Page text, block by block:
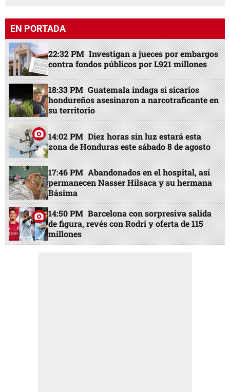
EN PORTADA
22:32 PM Investigan a jueces por embargos
contra fondos públicos por L921 millones
18:33 PM Guatemala indaga si sicarios
hondureños asesinaron a narcotraficante en
su territorio
14:02 PM Diez horas sin luz estará esta
zona de Honduras este sábado 8 de agosto
17:46 PM Abandonados en el hospital, así
permanecen Nasser Hilsaca y su hermana
Básima
14:50 PM Barcelona con sorpresiva salida
de figura, revés con Rodri y oferta de 115
millones